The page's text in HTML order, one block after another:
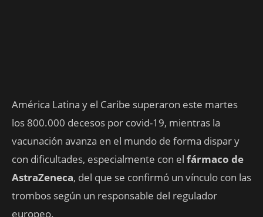
América Latina y el Caribe superaron este martes
los 800.000 decesos por covid-19, mientras la
vacunación avanza en el mundo de forma dispar y
con dificultades, especialmente con el fármaco de
AstraZeneca, del que se confirmó un vínculo con las
trombos según un responsable del regulador
europeo.